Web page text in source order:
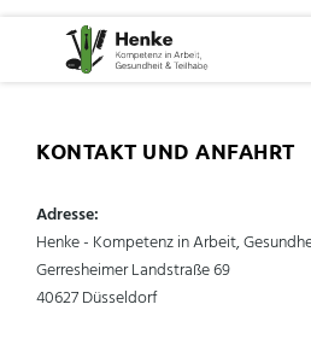
KONTAKT UND ANFAHRT
Adresse:
Henke - Kompetenz in Arbeit,
Gerresheimer Landstraße 69
40627 Düsseldorf